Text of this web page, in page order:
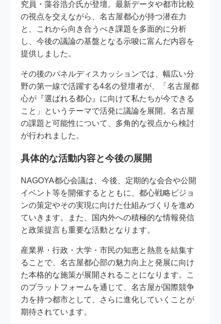
究員・藻谷浩介氏が登壇。最新データや都市比較
の視点を交えながら、名古屋都心が持つ潜在力
と、これから向き合うべき課題を多面的に分析
し、今後の議論の基盤となる示唆に富んだ内容を
提供しました。
その後のパネルディスカッションでは、幅広い分
野の第一線で活躍する4名の登壇者が、「名古屋都
心が『選ばれる都心』に向けて私たちが今できる
こと」というテーマで活発に議論を展開。名古屋
の課題と可能性について、多角的な視点から検討
が行われました。
具体的な活動内容と今後の展開
NAGOYA都心会議は、今後、定期的な会合や公開
イベント等を開催するとともに、都心戦略ビジョ
ンの策定やその実現に向けた仕組みづくりを進め
ていきます。また、国内外への積極的な情報発信
と政策提言も重要な活動となります。
産業界・行政・大学・市民の知恵と熱意を結集す
ることで、名古屋都心部の魅力向上と発展に向け
た本格的な施策が展開されることになります。こ
のプラットフォームを通じて、名古屋が国際競争
力を持つ都市として、さらに進化していくことが
期待されています。